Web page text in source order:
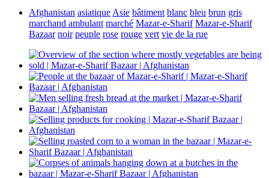
Afghanistan asiatique Asie bâtiment blanc bleu brun gris
marchand ambulant marché Mazar-e-Sharif Mazar-e-Sharif
Bazaar noir peuple rose rouge vert vie de la rue